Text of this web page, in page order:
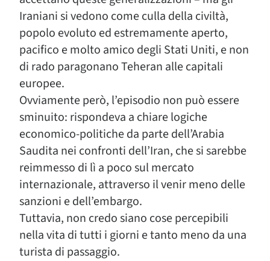
Iraniani si vedono come culla della civiltà,
popolo evoluto ed estremamente aperto,
pacifico e molto amico degli Stati Uniti, e non
di rado paragonano Teheran alle capitali
europee.
Ovviamente però, l’episodio non può essere
sminuito: rispondeva a chiare logiche
economico-politiche da parte dell’Arabia
Saudita nei confronti dell’Iran, che si sarebbe
reimmesso di lì a poco sul mercato
internazionale, attraverso il venir meno delle
sanzioni e dell’embargo.
Tuttavia, non credo siano cose percepibili
nella vita di tutti i giorni e tanto meno da una
turista di passaggio.